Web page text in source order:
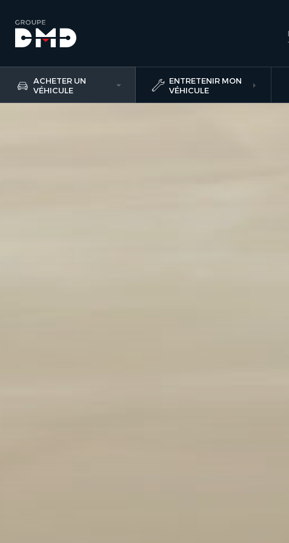
ACHETER UN
VÉHICULE
ENTRETENIR MON
VÉHICULE